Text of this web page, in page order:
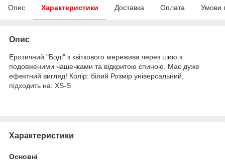
Опис Характеристики Доставка Оплата Умови
Опис
Еротичний "Боді" з квіткового мережива через шию з
подовженими чашечками та відкритою спиною. Має дуже
ефектний вигляд! Колір: білий Розмір універсальний,
підходить на: XS-S
Характеристики
Основні